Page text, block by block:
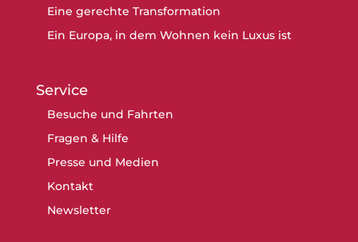
Eine gerechte Transformation
Ein Europa, in dem Wohnen kein Luxus ist
Service
Besuche und Fahrten
Fragen & Hilfe
Presse und Medien
Kontakt
Newsletter